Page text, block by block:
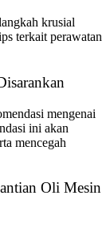
krusial
terkait perawatan
mengenai
ini akan
mencegah
Oli Mesin